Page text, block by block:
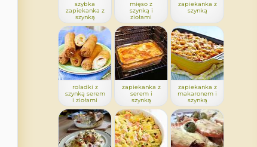
szybka
zapiekanka z
szynką
mięso z
szynką i
ziołami
zapiekanka z
szynką
roladki z
szynką serem
i ziołami
zapiekanka z
serem i
szynką
zapiekanka z
makaronem i
szynką